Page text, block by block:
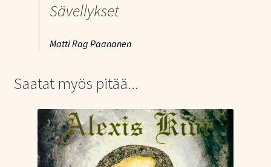
Sävellykset
Matti Rag Paananen
Saatat myös pitää...